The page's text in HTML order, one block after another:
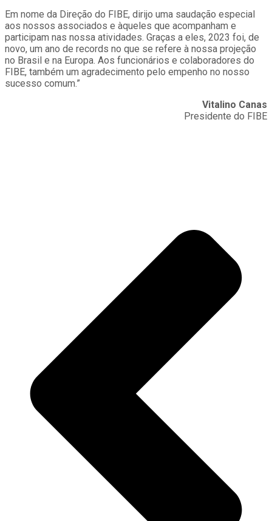
Em nome da Direção do FIBE, dirijo uma saudação especial
aos nossos associados e àqueles que acompanham e
participam nas nossa atividades. Graças a eles, 2023 foi, de
novo, um ano de records no que se refere à nossa projeção
no Brasil e na Europa. Aos funcionários e colaboradores do
FIBE, também um agradecimento pelo empenho no nosso
sucesso comum.”
Vitalino Canas
Presidente do FIBE